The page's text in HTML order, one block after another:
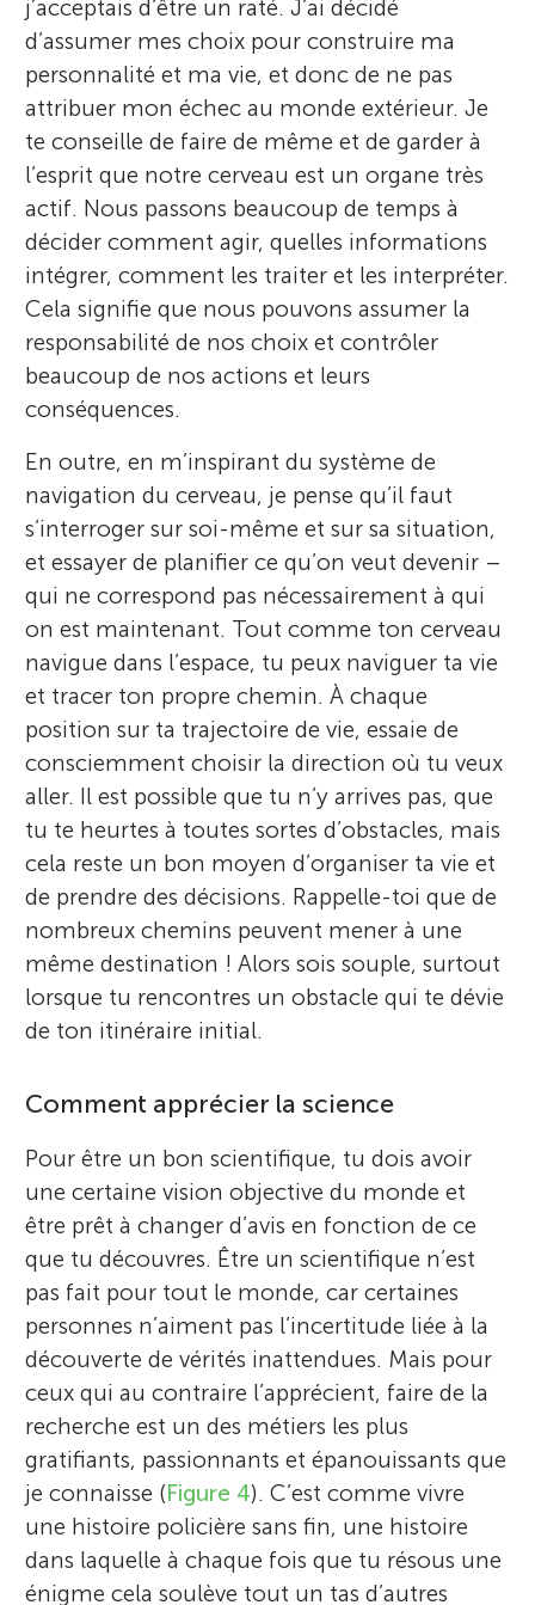
j’acceptais d’être un raté. J’ai décidé
d’assumer mes choix pour construire ma
personnalité et ma vie, et donc de ne pas
attribuer mon échec au monde extérieur. Je
te conseille de faire de même et de garder à
l’esprit que notre cerveau est un organe très
actif. Nous passons beaucoup de temps à
décider comment agir, quelles informations
intégrer, comment les traiter et les interpréter.
Cela signifie que nous pouvons assumer la
responsabilité de nos choix et contrôler
beaucoup de nos actions et leurs
conséquences.
En outre, en m’inspirant du système de
navigation du cerveau, je pense qu’il faut
s’interroger sur soi-même et sur sa situation,
et essayer de planifier ce qu’on veut devenir –
qui ne correspond pas nécessairement à qui
on est maintenant. Tout comme ton cerveau
navigue dans l’espace, tu peux naviguer ta vie
et tracer ton propre chemin. À chaque
position sur ta trajectoire de vie, essaie de
consciemment choisir la direction où tu veux
aller. Il est possible que tu n’y arrives pas, que
tu te heurtes à toutes sortes d’obstacles, mais
cela reste un bon moyen d’organiser ta vie et
de prendre des décisions. Rappelle-toi que de
nombreux chemins peuvent mener à une
même destination ! Alors sois souple, surtout
lorsque tu rencontres un obstacle qui te dévie
de ton itinéraire initial.
Comment apprécier la science
Pour être un bon scientifique, tu dois avoir
une certaine vision objective du monde et
être prêt à changer d’avis en fonction de ce
que tu découvres. Être un scientifique n’est
pas fait pour tout le monde, car certaines
personnes n’aiment pas l’incertitude liée à la
découverte de vérités inattendues. Mais pour
ceux qui au contraire l’apprécient, faire de la
recherche est un des métiers les plus
gratifiants, passionnants et épanouissants que
je connaisse (Figure 4). C’est comme vivre
une histoire policière sans fin, une histoire
dans laquelle à chaque fois que tu résous une
énigme cela soulève tout un tas d’autres